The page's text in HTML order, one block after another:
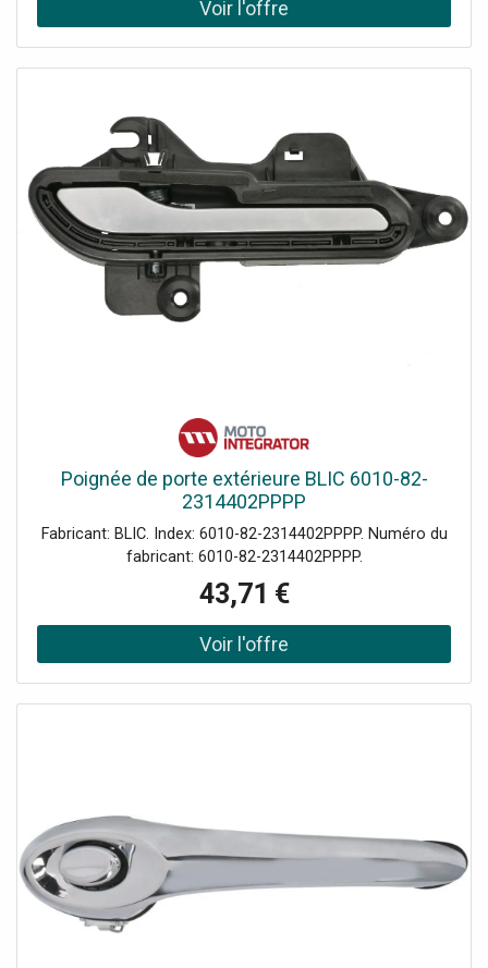
ergonomique des poignées, Hauteur et position de travail
manche en plastique renforcé de fibre de verre,
Certification de sécurité GS • Design finlandais
Spécifications: • Longueur: 1012 mm • Poids: 740 g •
Matiere: Acier/Plastique renforcé de fibre de verre •
Couleur: Noir/Orange Photo d'illustration>
Poignée de porte extérieure BLIC 6010-82-
2314402PPPP
Fabricant: BLIC. Index: 6010-82-2314402PPPP. Numéro du
fabricant: 6010-82-2314402PPPP.
43,71 €